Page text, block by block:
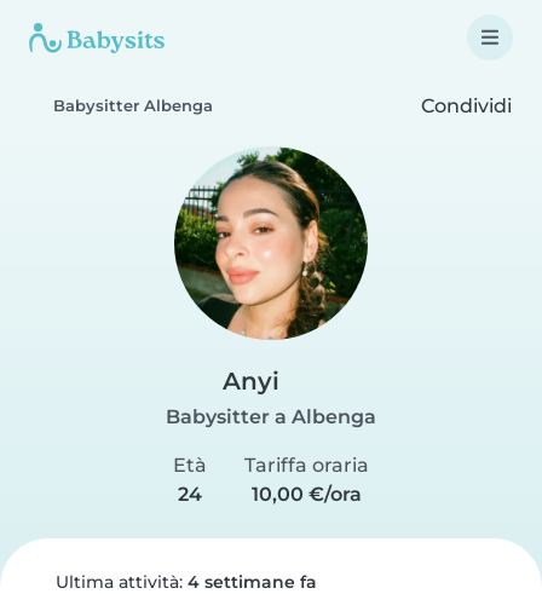
Babysitter Albenga Condividi
Anyi
Babysitter a Albenga
Età
24
Tariffa oraria
10,00 €/ora
Ultima attività: 4 settimane fa